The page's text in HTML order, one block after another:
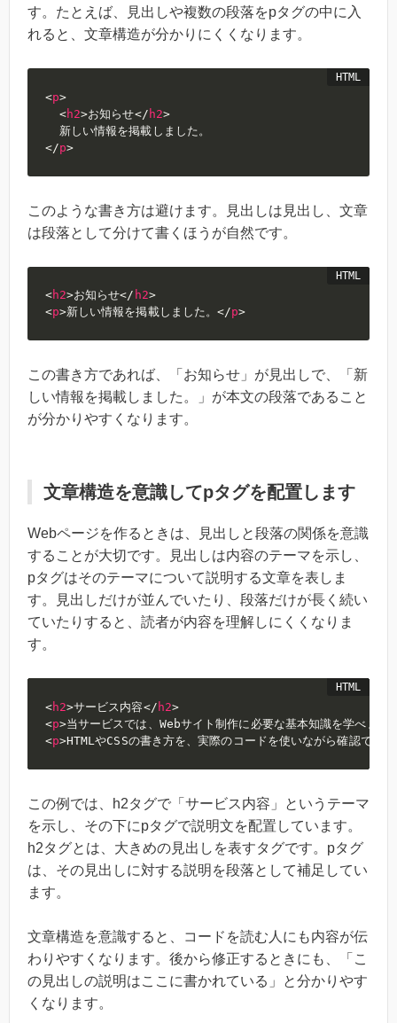
す。たとえば、見出しや複数の段落をpタグの中に入
れると、文章構造が分かりにくくなります。
<p>
<h2>お知らせ</ h2>
</p>
このような書き方は避けます。見出しは見出し、文章
は段落として分けて書くほうが自然です。
<h2>お知らせ</ h2>
<p>新しい情報を掲載しました。</p>
この書き方であれば、「お知らせ」が見出しで、「新
しい情報を掲載しました。」が本文の段落であること
が分かりやすくなります。
文章構造を意識してpタグを配置します
Webページを作るときは、見出しと段落の関係を意識
することが大切です。見出しは内容のテーマを示し、
pタグはそのテーマについて説明する文章を表しま
す。見出しだけが並んでいたり、段落だけが長く続い
ていたりすると、読者が内容を理解しにくくなりま
す。
<h2>サービス内容</ h2>
<p>当サービスでは、Webサイト制作に必要な基本知識を学べます
<p>HTMLやCSSの書き方を、実際のコードを使いながら確認でき
この例では、h2タグで「サービス内容」というテーマ
を示し、その下にpタグで説明文を配置しています。
h2タグとは、大きめの見出しを表すタグです。pタグ
は、その見出しに対する説明を段落として補足してい
ます。
文章構造を意識すると、コードを読む人にも内容が伝
わりやすくなります。後から修正するときにも、「こ
の見出しの説明はここに書かれている」と分かりやす
くなります。